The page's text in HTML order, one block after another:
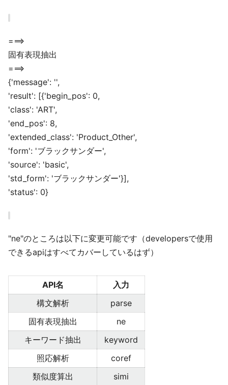
===>
固有表現抽出
===>
{'message': '',
'result': [{'begin_pos': 0,
'class': 'ART',
'end_pos': 8,
'extended_class': 'Product_Other',
'form': 'ブラックサンダー',
'source': 'basic',
'std_form': 'ブラックサンダー'}],
'status': 0}
"ne"のところは以下に変更可能です（developersで使用
できるapiはすべてカバーしているはず）
API名
入力
構文解析
parse
固有表現抽出
ne
キーワード抽出
keyword
照応解析
coref
類似度算出
simi